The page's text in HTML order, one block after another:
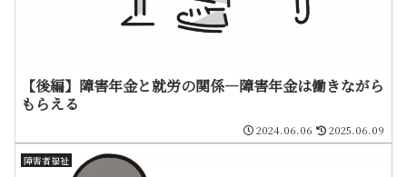
【後編】障害年金と就労の関係―障害年金は働きながら
もらえる
2024.06.06 2025.06.09
障害者福祉